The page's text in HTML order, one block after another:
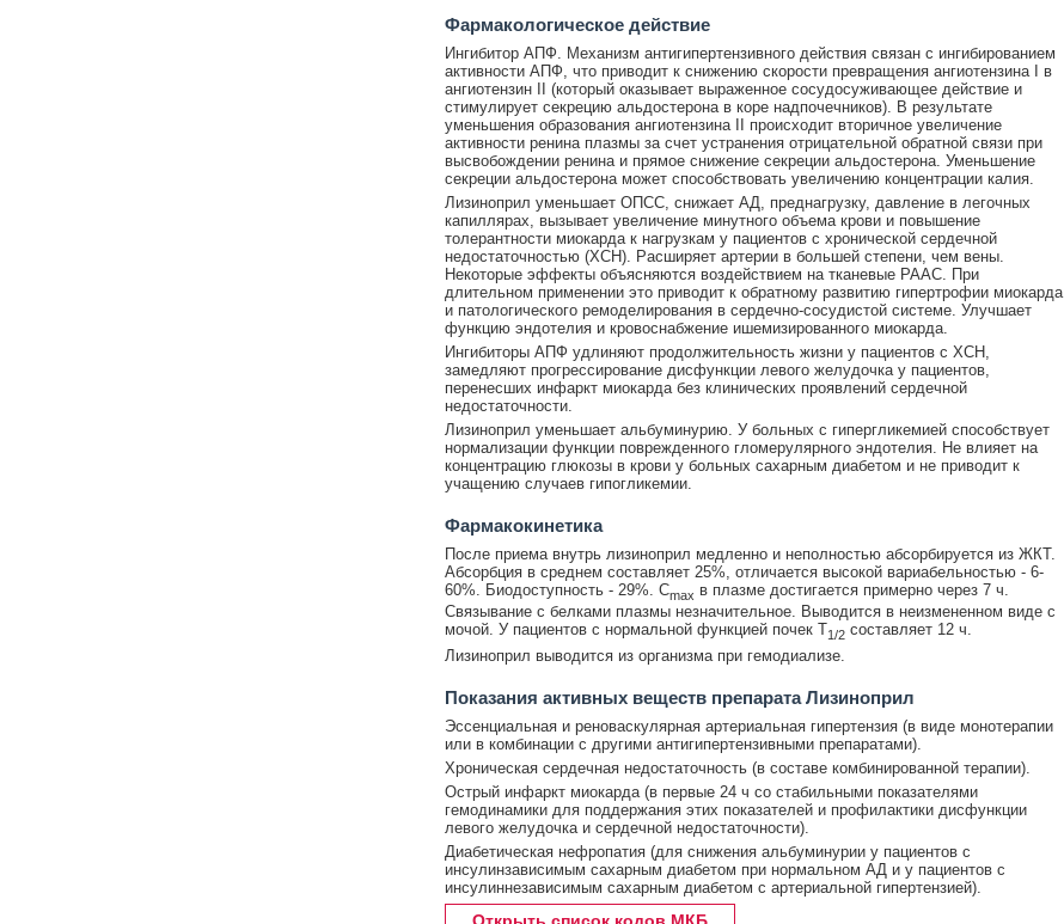
Фармакологическое действие
Ингибитор АПФ. Механизм антигипертензивного действия связан с ингибированием
активности АПФ, что приводит к снижению скорости превращения ангиотензина I в
ангиотензин II (который оказывает выраженное сосудосуживающее действие и
стимулирует секрецию альдостерона в коре надпочечников). В результате
уменьшения образования ангиотензина II происходит вторичное увеличение
активности ренина плазмы за счет устранения отрицательной обратной связи при
высвобождении ренина и прямое снижение секреции альдостерона. Уменьшение
секреции альдостерона может способствовать увеличению концентрации калия.
Лизиноприл уменьшает ОПСС, снижает АД, преднагрузку, давление в легочных
капиллярах, вызывает увеличение минутного объема крови и повышение
толерантности миокарда к нагрузкам у пациентов с хронической сердечной
недостаточностью (ХСН). Расширяет артерии в большей степени, чем вены.
Некоторые эффекты объясняются воздействием на тканевые РААС. При
длительном применении это приводит к обратному развитию гипертрофии миокарда
и патологического ремоделирования в сердечно-сосудистой системе. Улучшает
функцию эндотелия и кровоснабжение ишемизированного миокарда.
Ингибиторы АПФ удлиняют продолжительность жизни у пациентов с ХСН,
замедляют прогрессирование дисфункции левого желудочка у пациентов,
перенесших инфаркт миокарда без клинических проявлений сердечной
недостаточности.
Лизиноприл уменьшает альбуминурию. У больных с гипергликемией способствует
нормализации функции поврежденного гломерулярного эндотелия. Не влияет на
концентрацию глюкозы в крови у больных сахарным диабетом и не приводит к
учащению случаев гипогликемии.
Фармакокинетика
После приема внутрь лизиноприл медленно и неполностью абсорбируется из ЖКТ.
Абсорбция в среднем составляет 25%, отличается высокой вариабельностью - 6-
60%. Биодоступность - 29%. Cmax в плазме достигается примерно через 7 ч.
Связывание с белками плазмы незначительное. Выводится в неизмененном виде с
мочой. У пациентов с нормальной функцией почек T1/2составляет 12 ч.
Лизиноприл выводится из организма при гемодиализе.
Показания активных веществ препарата Лизиноприл
Эссенциальная и реноваскулярная артериальная гипертензия (в виде монотерапии
или в комбинации с другими антигипертензивными препаратами).
Хроническая сердечная недостаточность (в составе комбинированной терапии).
Острый инфаркт миокарда (в первые 24 ч со стабильными показателями
гемодинамики для поддержания этих показателей и профилактики дисфункции
левого желудочка и сердечной недостаточности).
Диабетическая нефропатия (для снижения альбуминурии у пациентов с
инсулинзависимым сахарным диабетом при нормальном АД и у пациентов с
инсулиннезависимым сахарным диабетом с артериальной гипертензией).